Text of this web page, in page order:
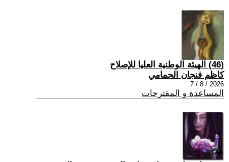
(46) الهيئة الوطنية العليا للإصلاح
كاظم فنجان الحمامي
2026 / 8 / 7
المساعدة و المقترحات